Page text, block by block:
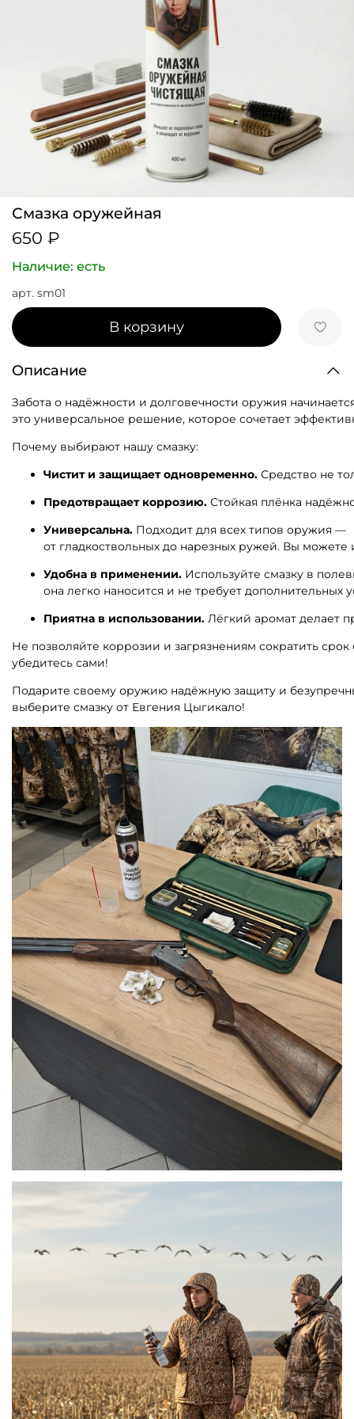
арт. sm01
Смазка оружейная
650 ₽
Наличие: есть
В корзину
Описание
Забота о надёжности и долговечности оружия
это универсальное решение, которое сочетает
Почему выбирают нашу смазку:
Чистит и защищает одновременно. Средство не
Предотвращает коррозию. Стойкая плёнка
Универсальна. Подходит для всех типов оружия —
от гладкоствольных до нарезных ружей. Вы можете
Удобна в применении. Используйте смазку в
она легко наносится и не требует дополнительных
Приятна в использовании. Лёгкий аромат делает
Не позволяйте коррозии и загрязнениям сократить срок
убедитесь сами!
Подарите своему оружию надёжную защиту и
выберите смазку от Евгения Цыгикало!